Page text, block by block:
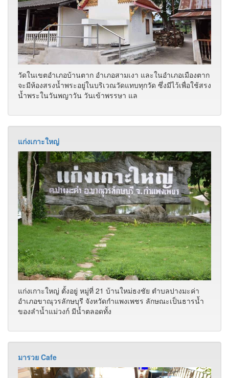
วัดในเขตอำเภอบ้านตาก อำเภอสามเงา และในอำเภอเมืองตาก
จะมีห้องสรงน้ำพระอยู่ในบริเวณวัดแทบทุกวัด ซึ่งมีไว้เพื่อใช้สรง
น้ำพระในวันพญาวัน วันเข้าพรรษา แล
แก่งเกาะใหญ่ ตั้งอยู่ หมู่ที่ 21 บ้านใหม่ธงชัย ตำบลปางมะค่า
อำเภอขาณุวรลักษบุรี จังหวัดกำแพงเพชร ลักษณะเป็นธารน้ำ
ของลำน้ำแม่วงก์ มีน้ำตลอดทั้ง